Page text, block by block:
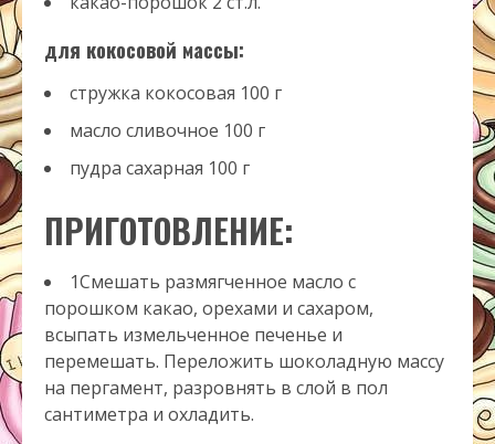
для кокосовой массы:
стружка кокосовая 100 г
масло сливочное 100 г
пудра сахарная 100 г
ПРИГОТОВЛЕНИЕ:
1Смешать размягченное масло с
порошком какао, орехами и сахаром,
всыпать измельченное печенье и
перемешать. Переложить шоколадную массу
на пергамент, разровнять в слой в пол
сантиметра и охладить.